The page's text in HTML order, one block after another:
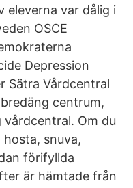
eleverna var dålig i
OSCE
Depression
Sätra Vårdcentral
centrum,
vårdcentral. Om du
snuva,
förifyllda
är hämtade från